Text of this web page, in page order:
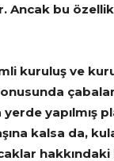
bu
kuruluş ve
yapılmış
kalsa da,